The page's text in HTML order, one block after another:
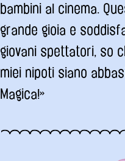
bambini al cinema.
grande gioia e
giovani spettatori, so
miei nipoti siano
Magica!»